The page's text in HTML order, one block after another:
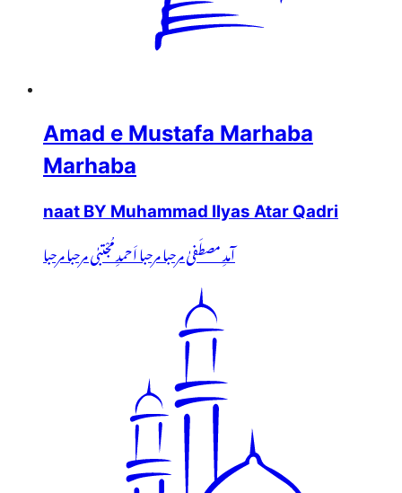
Amad e Mustafa Marhaba
Marhaba
naat BY Muhammad Ilyas Atar Qadri
آمدِ مصطَفیٰ مرحبا مرحبا اَحمدِ مُجْتبٰی مرحبا مرحبا